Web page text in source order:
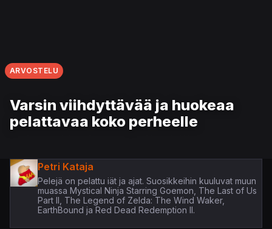
ARVOSTELU
Varsin viihdyttävää ja huokeaa
pelattavaa koko perheelle
Petri Kataja
Pelejä on pelattu iät ja ajat. Suosikkeihin kuuluvat muun
muassa Mystical Ninja Starring Goemon, The Last of Us
Part II, The Legend of Zelda: The Wind Waker,
EarthBound ja Red Dead Redemption II.